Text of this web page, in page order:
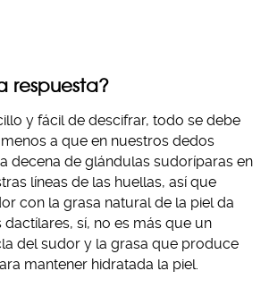
respuesta?
y fácil de descifrar, todo se debe
a que en nuestros dedos
decena de glándulas sudoríparas en
líneas de las huellas, así que
con la grasa natural de la piel da
dactílares, sí, no es más que un
del sudor y la grasa que produce
mantener hidratada la piel.